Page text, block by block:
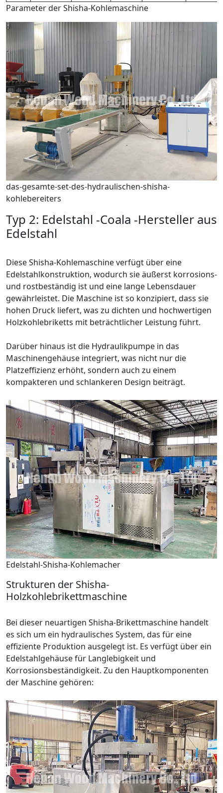
Parameter der Shisha-Kohlemaschine
das-gesamte-set-des-hydraulischen-shisha-
kohlebereiters
Typ 2: Edelstahl -Coala -Hersteller aus
Edelstahl
Diese Shisha-Kohlemaschine verfügt über eine
Edelstahlkonstruktion, wodurch sie äußerst korrosions-
und rostbeständig ist und eine lange Lebensdauer
gewährleistet. Die Maschine ist so konzipiert, dass sie
hohen Druck liefert, was zu dichten und hochwertigen
Holzkohlebriketts mit beträchtlicher Leistung führt.
Darüber hinaus ist die Hydraulikpumpe in das
Maschinengehäuse integriert, was nicht nur die
Platzeffizienz erhöht, sondern auch zu einem
kompakteren und schlankeren Design beiträgt.
Edelstahl-Shisha-Kohlemacher
Strukturen der Shisha-
Holzkohlebrikettmaschine
Bei dieser neuartigen Shisha-Brikettmaschine handelt
es sich um ein hydraulisches System, das für eine
effiziente Produktion ausgelegt ist. Es verfügt über ein
Edelstahlgehäuse für Langlebigkeit und
Korrosionsbeständigkeit. Zu den Hauptkomponenten
der Maschine gehören: